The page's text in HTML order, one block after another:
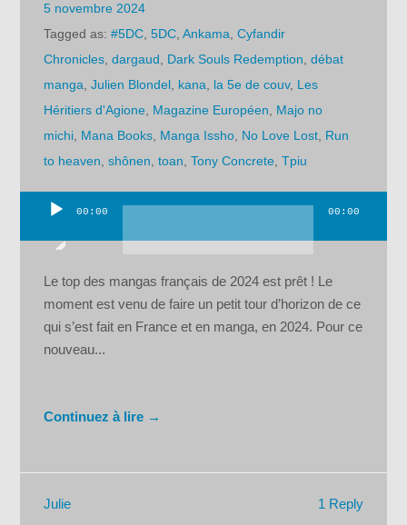
5 novembre 2024
Tagged as:#5DC ,5DC ,Ankama ,Cyfandir
Chronicles ,dargaud Dark Souls Redemption ,débat
manga ,Julien Blondel kana la 5e de couv, Les
Héritiers d'Agione Magazine Européen
Majo no
michi Mana Books Manga Issho No Love Lost Run
to heaven ,shônen ,toan ,Tony Concrete ,Tpiu
00:00 00:00
Le top des mangas français de 2024 est prêt ! Le
moment est venu de faire un petit tour d’horizon de ce
qui s’est fait en France et en manga, en 2024. Pour ce
nouveau...
Continuez à lire →
1 Reply
Julie